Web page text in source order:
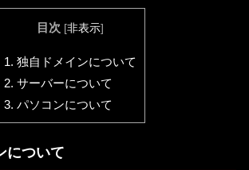
目次 [非表示]
1. 独自ドメインについて
2. サーバーについて
3. パソコンについて
について